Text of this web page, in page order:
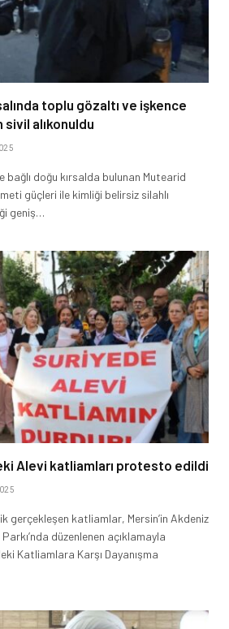
toplu gözaltı ve işkence
sivil alıkonuldu
bağlı doğu kırsalda bulunan Mutearid
güçleri ile kimliği belirsiz silahlı
geniş…
Alevi katliamları protesto edildi
gerçekleşen katliamlar, Mersin’in Akdeniz
düzenlenen açıklamayla
Katliamlara Karşı Dayanışma